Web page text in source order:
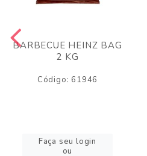
BARBECUE HEINZ BAG
2 KG
Código: 61946
Faça seu login
ou